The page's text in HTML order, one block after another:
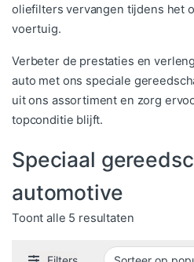
oliefilters vervangen tijdens het
voertuig.
Verbeter de prestaties en
auto met ons speciale
uit ons assortiment en zorg
topconditie blijft.
Speciaal
automotive
Toont alle 5 resultaten